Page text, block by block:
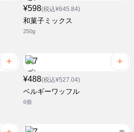
¥598(税込¥645.84)
和菓子ミックス
250g
¥488(税込¥527.04)
ベルギーワッフル
6個